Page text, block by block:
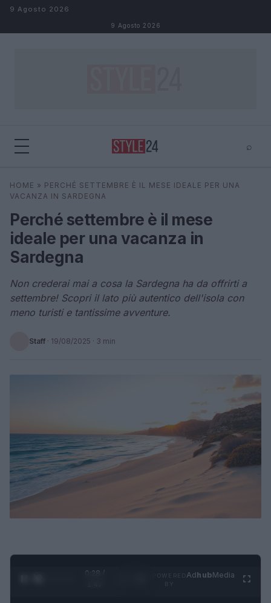
Salta al contenuto
9 Agosto 2026
9 Agosto 2026
⌕
Cerca ⌕
HOME » PERCHÉ SETTEMBRE È IL MESE IDEALE PER UNA
VACANZA IN SARDEGNA
Perché settembre è il mese
ideale per una vacanza in
Sardegna
Non crederai mai a cosa la Sardegna ha da offrirti a
settembre! Scopri il lato più autentico dell'isola con
meno turisti e tantissime avventure.
Staff · 19/08/2025 · 3 min
0:29 /
AdhubMedia